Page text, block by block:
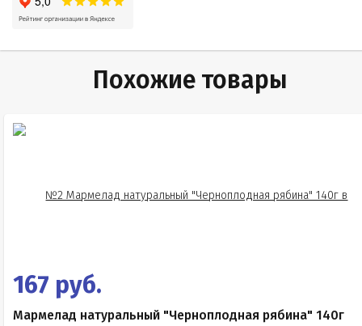
Похожие товары
167 руб.
Мармелад натуральный "Черноплодная рябина" 140г